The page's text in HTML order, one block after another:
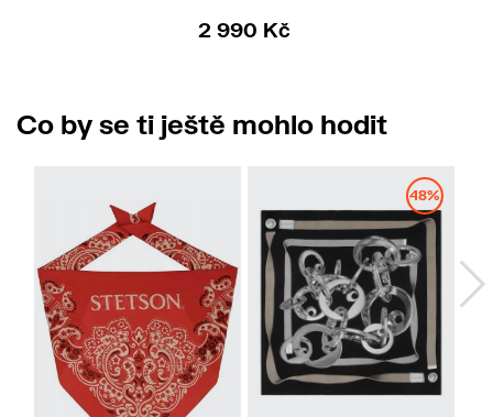
2 990 Kč
Co by se ti ještě mohlo hodit
48%